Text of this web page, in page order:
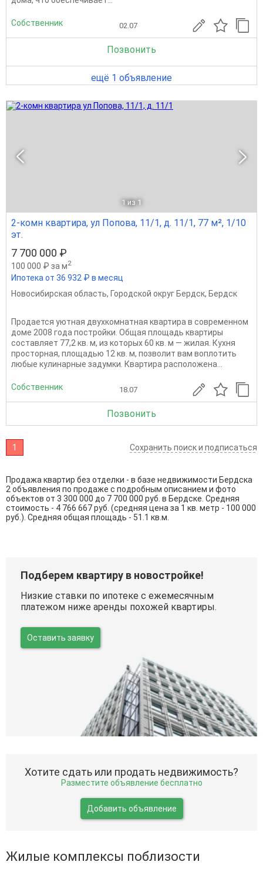
Собственник 02.07
Позвонить
ещё 1 объявление
1 из 1
2-комн квартира, ул Попова, 11/1, д. 11/1, 77 м², 1/10
эт.
7 700 000 ₽
100 000 ₽ за м2
Ипотека от 36 932 ₽ в месяц
Новосибирская область, Городской округ Бердск, Бердск
Продается уютная двухкомнатная квартира в современном
доме 2008 года постройки. Общая площадь квартиры
составляет 77,2 кв. м, из которых 60 кв. м — жилая. Кухня
просторная, площадью 12 кв. м, позволит вам воплотить
любые кулинарные задумки. Квартира расположена...
Собственник 18.07
Позвонить
1 Сохранить поиск и подписаться
Продажа квартир без отделки - в базе недвижимости Бердска
2 объявления по продаже с подробным описанием и фото
объектов от 3 300 000 до 7 700 000 руб. в Бердске. Средняя
стоимость - 4 766 667 руб. (средняя цена за 1 кв. метр - 100 000
руб.). Средняя общая площадь - 51.1 кв.м.
Подберем квартиру в новостройке!
Низкие ставки по ипотеке с ежемесячным
платежом ниже аренды похожей квартиры.
Оставить заявку
Хотите сдать или продать недвижимость?
Разместите объявление бесплатно
Добавить объявление
Жилые комплексы поблизости